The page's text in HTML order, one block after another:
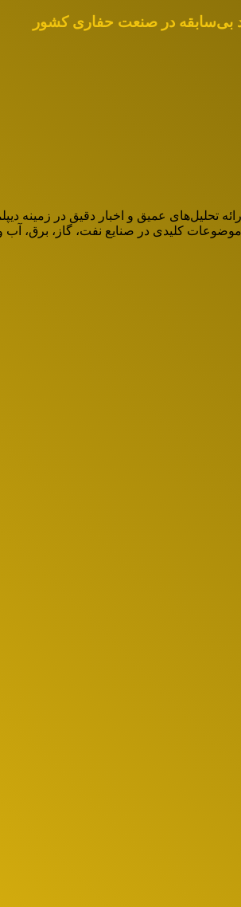
عمیق و اخبار دقیق در زمینه
کلیدی در صنایع نفت، گاز، برق، آب و